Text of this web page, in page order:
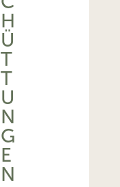
H
Ü
T
T
U
N
G
E
N